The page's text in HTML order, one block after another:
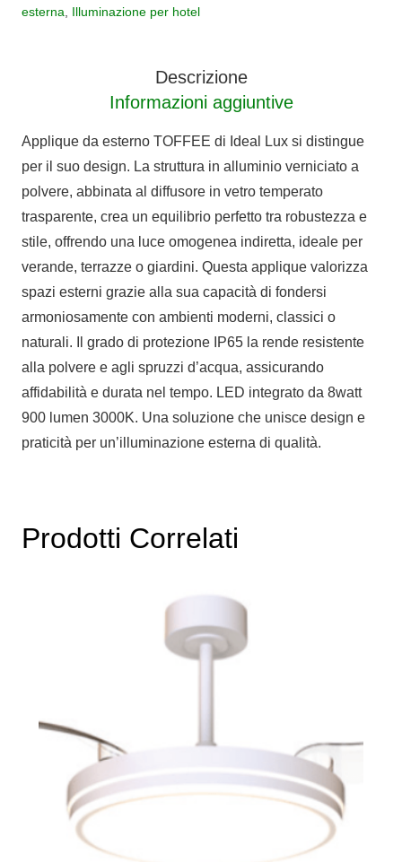
led
esterna
Illuminazione per hotel
Descrizione
Informazioni aggiuntive
Applique da esterno TOFFEE di Ideal Lux si distingue
per il suo design. La struttura in alluminio verniciato a
polvere, abbinata al diffusore in vetro temperato
trasparente, crea un equilibrio perfetto tra robustezza e
stile, offrendo una luce omogenea indiretta, ideale per
verande, terrazze o giardini. Questa applique valorizza
spazi esterni grazie alla sua capacità di fondersi
armoniosamente con ambienti moderni, classici o
naturali. Il grado di protezione IP65 la rende resistente
alla polvere e agli spruzzi d’acqua, assicurando
affidabilità e durata nel tempo. LED integrato da 8watt
900 lumen 3000K. Una soluzione che unisce design e
praticità per un’illuminazione esterna di qualità.
Prodotti Correlati